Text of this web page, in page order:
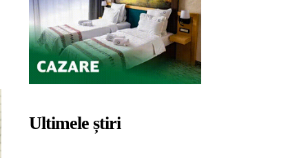
Ultimele știri